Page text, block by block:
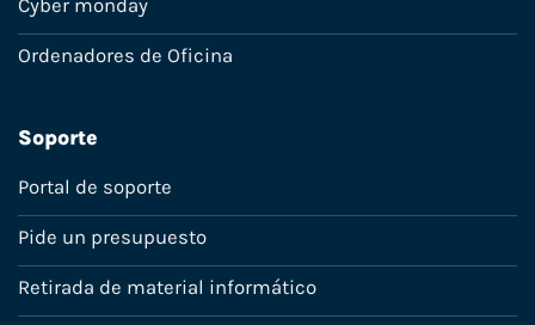
Cyber monday
Ordenadores de Oficina
Soporte
Portal de soporte
Pide un presupuesto
Retirada de material informático